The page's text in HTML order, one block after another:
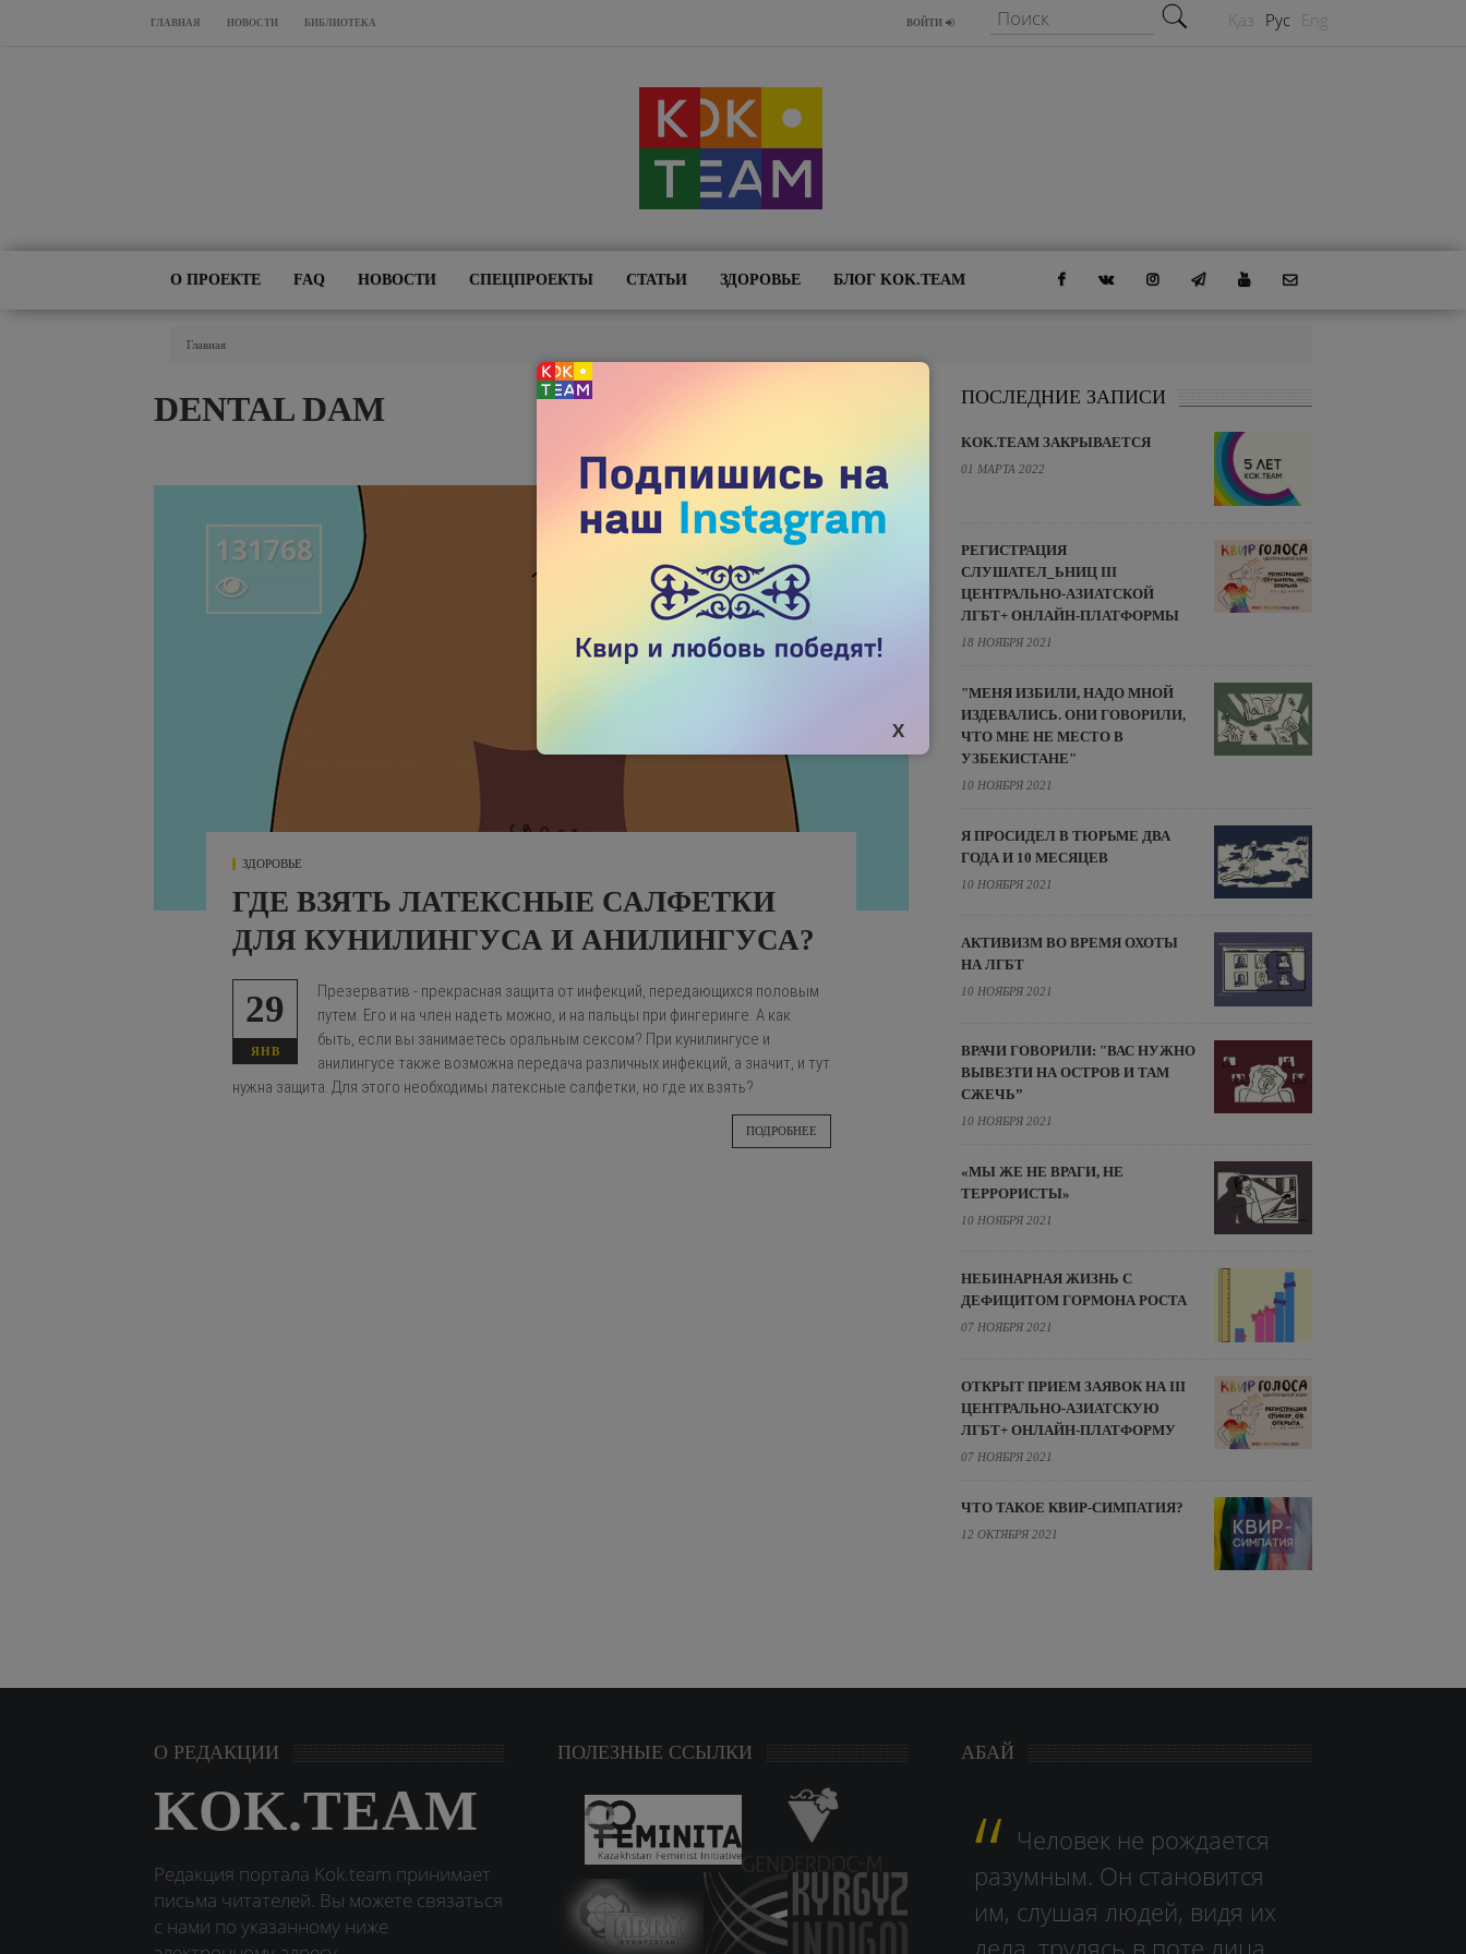
Перейти к основному содержанию
ГЛАВНАЯ НОВОСТИ БИБЛИОТЕКА ВОЙТИ
Форма поиска
Поиск Қаз Рус Eng
О ПРОЕКТЕ FAQ НОВОСТИ СПЕЦПРОЕКТЫ СТАТЬИ ЗДОРОВЬЕ БЛОГ KOK.TEAM
Главная
DENTAL DAM
131768

ЗДОРОВЬЕ
ГДЕ ВЗЯТЬ ЛАТЕКСНЫЕ САЛФЕТКИ
ДЛЯ КУНИЛИНГУСА И АНИЛИНГУСА?
29
ЯНВ
Презерватив - прекрасная защита от инфекций, передающихся половым
путем. Его и на член надеть можно, и на пальцы при фингеринге. А как
быть, если вы занимаетесь оральным сексом? При кунилингусе и
анилингусе также возможна передача различных инфекций, а значит, и тут
нужна защита. Для этого необходимы латексные салфетки, но где их взять?
ПОДРОБНЕЕ
ПОСЛЕДНИЕ ЗАПИСИ
KOK.TEAM ЗАКРЫВАЕТСЯ
01 МАРТА 2022
РЕГИСТРАЦИЯ
СЛУШАТЕЛ_ЬНИЦ III
ЦЕНТРАЛЬНО-АЗИАТСКОЙ
ЛГБТ+ ОНЛАЙН-ПЛАТФОРМЫ
18 НОЯБРЯ 2021
"МЕНЯ ИЗБИЛИ, НАДО МНОЙ
ИЗДЕВАЛИСЬ. ОНИ ГОВОРИЛИ,
ЧТО МНЕ НЕ МЕСТО В
УЗБЕКИСТАНЕ"
10 НОЯБРЯ 2021
Я ПРОСИДЕЛ В ТЮРЬМЕ ДВА
ГОДА И 10 МЕСЯЦЕВ
10 НОЯБРЯ 2021
АКТИВИЗМ ВО ВРЕМЯ ОХОТЫ
НА ЛГБТ
10 НОЯБРЯ 2021
ВРАЧИ ГОВОРИЛИ: "ВАС НУЖНО
ВЫВЕЗТИ НА ОСТРОВ И ТАМ
СЖЕЧЬ”
10 НОЯБРЯ 2021
«МЫ ЖЕ НЕ ВРАГИ, НЕ
ТЕРРОРИСТЫ»
10 НОЯБРЯ 2021
НЕБИНАРНАЯ ЖИЗНЬ С
ДЕФИЦИТОМ ГОРМОНА РОСТА
07 НОЯБРЯ 2021
ОТКРЫТ ПРИЕМ ЗАЯВОК НА III
ЦЕНТРАЛЬНО-АЗИАТСКУЮ
ЛГБТ+ ОНЛАЙН-ПЛАТФОРМУ
07 НОЯБРЯ 2021
ЧТО ТАКОЕ КВИР-СИМПАТИЯ?
12 ОКТЯБРЯ 2021
О РЕДАКЦИИ
KOK.TEAM
Редакция портала Kok.team принимает
письма читателей. Вы можете связаться
с нами по указанному ниже
ПОЛЕЗНЫЕ ССЫЛКИ АБАЙ
Человек не рождается
разумным. Он становится
им, слушая людей, видя их
дела, тру­дясь в поте лица.